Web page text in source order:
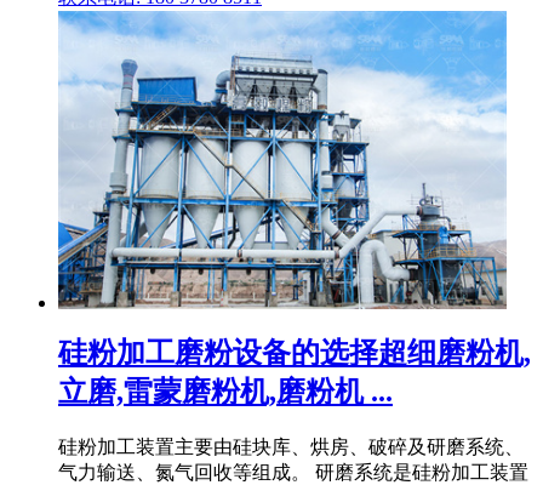
硅粉加工磨粉设备的选择超细磨粉机,
立磨,雷蒙磨粉机,磨粉机 ...
硅粉加工装置主要由硅块库、烘房、破碎及研磨系统、
气力输送、氮气回收等组成。 研磨系统是硅粉加工装置